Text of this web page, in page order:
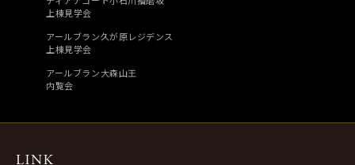
上棟見学会
アールブラン久が原レジデンス
上棟見学会
アールブラン大森山王
内覧会